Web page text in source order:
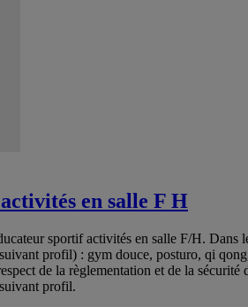
en salle F H
sportif activités en salle F/H.
profil) : gym douce, posturo, qi
de la règlementation et de la
profil.